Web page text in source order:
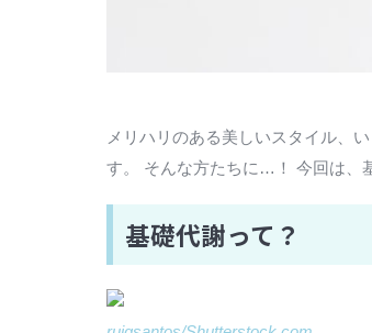
メリハリのある美しいスタイル、
す。 そんな方たちに…！ 今回は、
基礎代謝って？